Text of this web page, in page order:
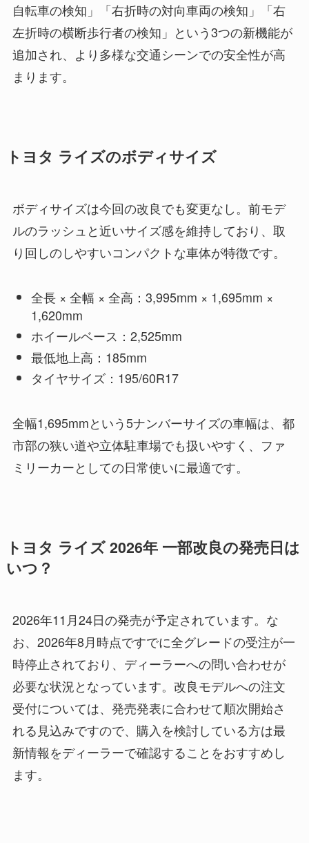
自転車の検知」「右折時の対向車両の検知」「右
左折時の横断歩行者の検知」という3つの新機能が
追加され、より多様な交通シーンでの安全性が高
まります。
トヨタ ライズのボディサイズ
ボディサイズは今回の改良でも変更なし。前モデ
ルのラッシュと近いサイズ感を維持しており、取
り回しのしやすいコンパクトな車体が特徴です。
全長 × 全幅 × 全高：3,995mm × 1,695mm ×
1,620mm
ホイールベース：2,525mm
最低地上高：185mm
タイヤサイズ：195/60R17
全幅1,695mmという5ナンバーサイズの車幅は、都
市部の狭い道や立体駐車場でも扱いやすく、ファ
ミリーカーとしての日常使いに最適です。
トヨタ ライズ 2026年 一部改良の発売日は
いつ？
2026年11月24日の発売が予定されています。な
お、2026年8月時点ですでに全グレードの受注が一
時停止されており、ディーラーへの問い合わせが
必要な状況となっています。改良モデルへの注文
受付については、発売発表に合わせて順次開始さ
れる見込みですので、購入を検討している方は最
新情報をディーラーで確認することをおすすめし
ます。